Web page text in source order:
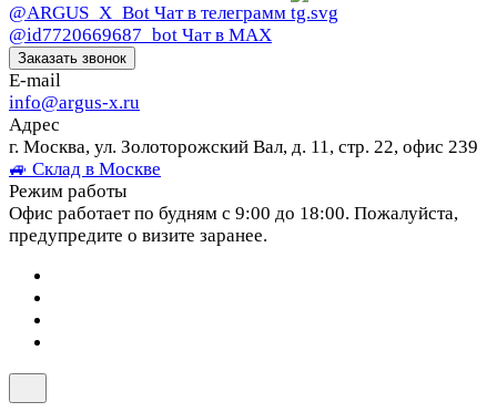
@ARGUS_X_Bot Чат в телеграмм
@id7720669687_bot Чат в МАХ
Заказать звонок
E-mail
info@argus-x.ru
Адрес
г. Москва, ул. Золоторожский Вал, д. 11, стр. 22, офис 239
🚙 Склад в Москве
Режим работы
Офис работает по будням с 9:00 до 18:00. Пожалуйста,
предупредите о визите заранее.